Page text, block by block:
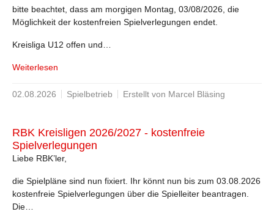
bitte beachtet, dass am morgigen Montag, 03/08/2026, die
Möglichkeit der kostenfreien Spielverlegungen endet.
Kreisliga U12 offen und…
Weiterlesen
02.08.2026 Spielbetrieb Erstellt von Marcel Bläsing
RBK Kreisligen 2026/2027 - kostenfreie
Spielverlegungen
Liebe RBK’ler,
die Spielpläne sind nun fixiert. Ihr könnt nun bis zum 03.08.2026
kostenfreie Spielverlegungen über die Spielleiter beantragen.
Die…